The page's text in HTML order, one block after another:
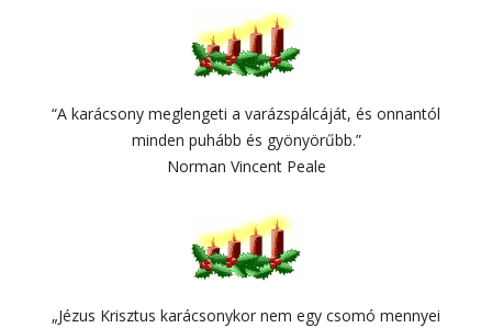
“A karácsony meglengeti a varázspálcáját, és onnantól
minden puhább és gyönyörűbb.”
Norman Vincent Peale
„Jézus Krisztus karácsonykor nem egy csomó mennyei